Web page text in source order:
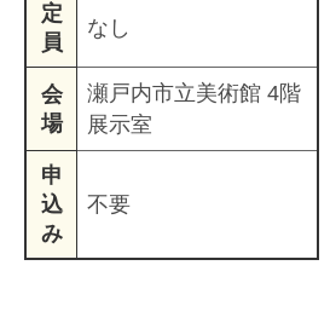
定
員
なし
会
場
瀬戸内市立美術館 4階
展示室
申
込
み
​不要